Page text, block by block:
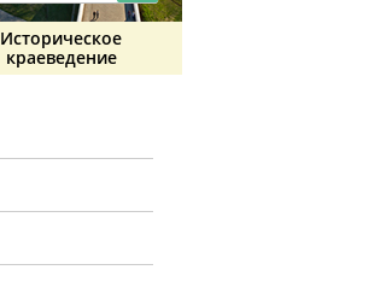
Историческое
краеведение